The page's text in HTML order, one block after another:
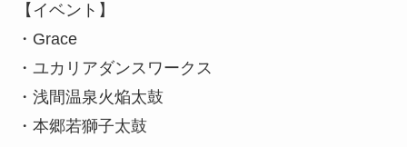
【イベント】
・Grace
・ユカリアダンスワークス
・浅間温泉火焔太鼓
・本郷若獅子太鼓